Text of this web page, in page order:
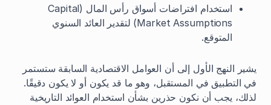
استخدام افتراضات أسواق رأس المال (Capital
Market Assumptions) لتقدير العائد السنوي
المتوقع.
يشير النهج الأول إلى أن العوامل الاقتصادية السابقة ستستمر
في التطبيق في المستقبل، وهو ما قد يكون أو لا يكون دقيقًا.
لذلك، يجب أن نكون حذرين بشأن استخدام العوائد التاريخية